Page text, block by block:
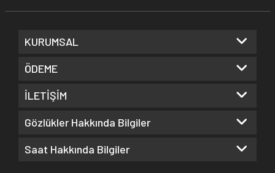
KURUMSAL
ÖDEME
İLETİŞİM
Gözlükler Hakkında Bilgiler
Saat Hakkında Bilgiler